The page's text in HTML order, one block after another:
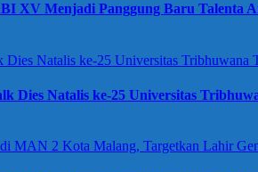
XV Menjadi Panggung Baru Talenta
Dies Natalis ke-25 Universitas